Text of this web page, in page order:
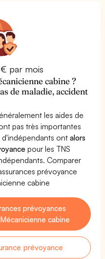
par mois
cabine ?
de maladie, accident
les aides de
pas très importantes
d'indépendants ontalors
pour les TNS
Comparer
prévoyance
cabine
prévoyances
cabine
prévoyance